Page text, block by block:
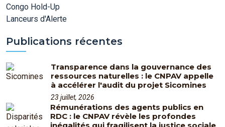
Congo Hold-Up
Lanceurs d'Alerte
Publications récentes
Transparence dans la gouvernance des
ressources naturelles : le CNPAV appelle
à accélérer l'audit du projet Sicomines
23 juillet, 2026
Rémunérations des agents publics en
RDC : le CNPAV révèle les profondes